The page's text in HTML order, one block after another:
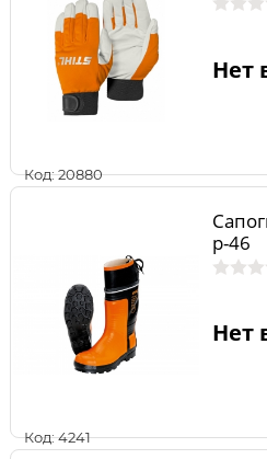
Код: 20880
Нет
Код: 4241
р-46
Нет